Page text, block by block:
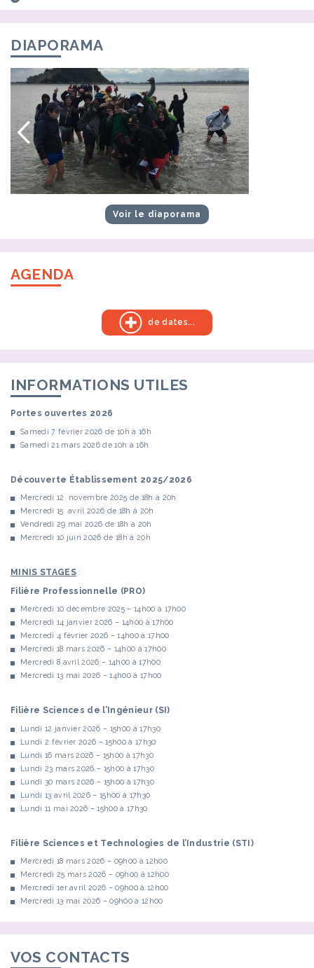
DIAPORAMA
Voir le diaporama
AGENDA
de dates...
INFORMATIONS UTILES
Portes ouvertes 2026
Samedi 7 février 2026 de 10h à 16h
Samedi 21 mars 2026 de 10h à 16h
Découverte Établissement 2025/2026
Mercredi 12 novembre 2025 de 18h à 20h
Mercredi 15 avril 2026 de 18h à 20h
Vendredi 29 mai 2026 de 18h à 20h
Mercredi 10 juin 2026 de 18h à 20h
MINIS STAGES:
Filière Professionnelle (PRO)
Mercredi 10 décembre 2025 – 14h00 à 17h00
Mercredi 14 janvier 2026 – 14h00 à 17h00
Mercredi 4 février 2026 – 14h00 à 17h00
Mercredi 18 mars 2026 – 14h00 à 17h00
Mercredi 8 avril 2026 – 14h00 à 17h00
Mercredi 13 mai 2026 – 14h00 à 17h00
Filière Sciences de l’Ingénieur (SI)
Lundi 12 janvier 2026 – 15h00 à 17h30
Lundi 2 février 2026 – 15h00 à 17h30
Lundi 16 mars 2026 – 15h00 à 17h30
Lundi 23 mars 2026 – 15h00 à 17h30
Lundi 30 mars 2026 – 15h00 à 17h30
Lundi 13 avril 2026 – 15h00 à 17h30
Lundi 11 mai 2026 – 15h00 à 17h30
Filière Sciences et Technologies de l’Industrie (STI)
Mercredi 18 mars 2026 – 09h00 à 12h00
Mercredi 25 mars 2026 – 09h00 à 12h00
Mercredi 1er avril 2026 – 09h00 à 12h00
Mercredi 13 mai 2026 – 09h00 à 12h00
VOS CONTACTS